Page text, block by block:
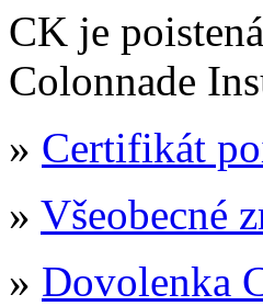
CK je
Colonnade
» Certifikát
» Všeobecné
» Dovolenka